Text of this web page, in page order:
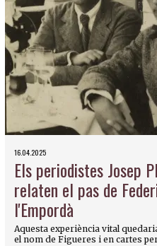
16.04.2025
Els periodistes Josep
relaten el pas de
l'Empordà
Aquesta experiència vital
el nom de Figueres i en cartes